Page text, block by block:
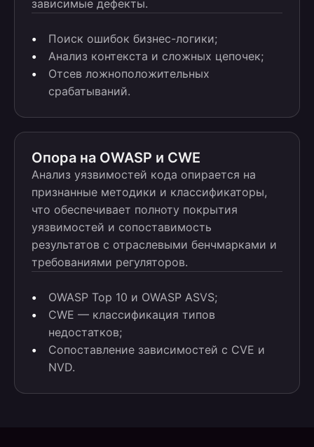
зависимые дефекты.
Поиск ошибок бизнес-логики;
Анализ контекста и сложных цепочек;
Отсев ложноположительных
срабатываний.
Опора на OWASP и CWE
Анализ уязвимостей кода опирается на
признанные методики и классификаторы,
что обеспечивает полноту покрытия
уязвимостей и сопоставимость
результатов с отраслевыми бенчмарками и
требованиями регуляторов.
OWASP Top 10 и OWASP ASVS;
CWE — классификация типов
недостатков;
Сопоставление зависимостей с CVE и
NVD.